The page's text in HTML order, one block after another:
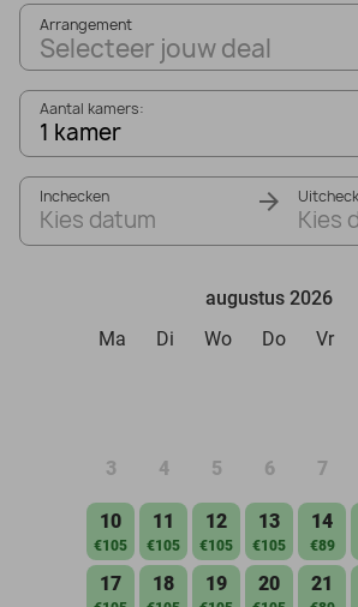
Arrangement
Selecteer jouw deal
Aantal kamers:
1 kamer
Inchecken
Kies datum Kies
augustus 2026
Ma
Di Wo Do Vr
3 4 5 6 7
10
€105
11
€105
12
€105
13
€105
14
€89
17 18 19 20 21